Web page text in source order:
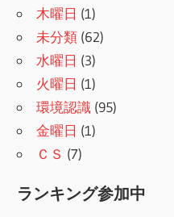
木曜日 (1)
未分類 (62)
水曜日 (3)
火曜日 (1)
環境認識 (95)
金曜日 (1)
ＣＳ (7)
ランキング参加中